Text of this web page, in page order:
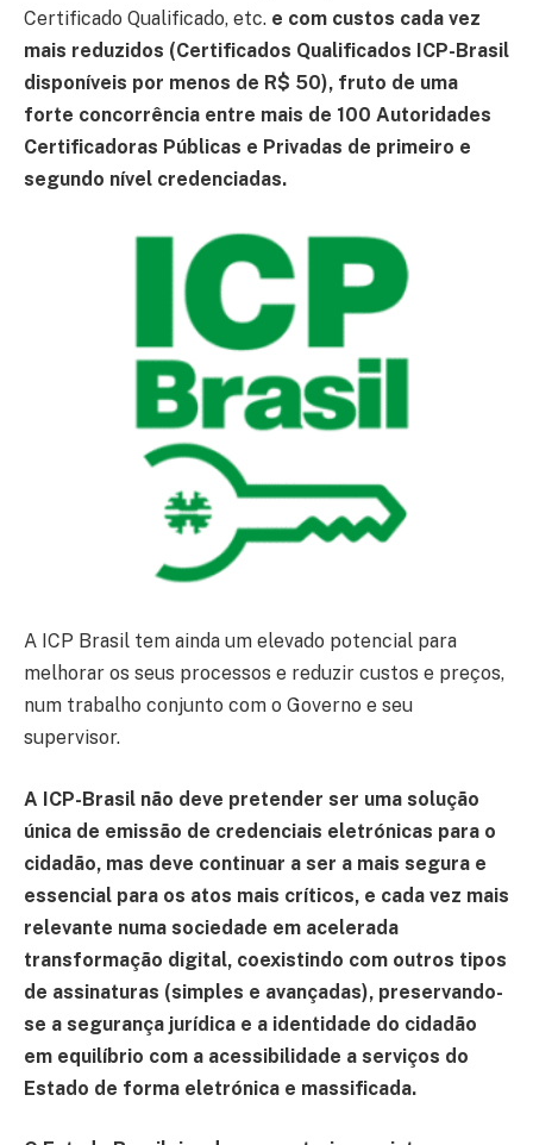
Certificado Qualificado, etc. e com custos cada vez
mais reduzidos (Certificados Qualificados ICP-Brasil
disponíveis por menos de R$ 50), fruto de uma
forte concorrência entre mais de 100 Autoridades
Certificadoras Públicas e Privadas de primeiro e
segundo nível credenciadas.
A ICP Brasil tem ainda um elevado potencial para
melhorar os seus processos e reduzir custos e preços,
num trabalho conjunto com o Governo e seu
supervisor.
A ICP-Brasil não deve pretender ser uma solução
única de emissão de credenciais eletrónicas para o
cidadão, mas deve continuar a ser a mais segura e
essencial para os atos mais críticos, e cada vez mais
relevante numa sociedade em acelerada
transformação digital, coexistindo com outros tipos
de assinaturas (simples e avançadas), preservando-
se a segurança jurídica e a identidade do cidadão
em equilíbrio com a acessibilidade a serviços do
Estado de forma eletrónica e massificada.